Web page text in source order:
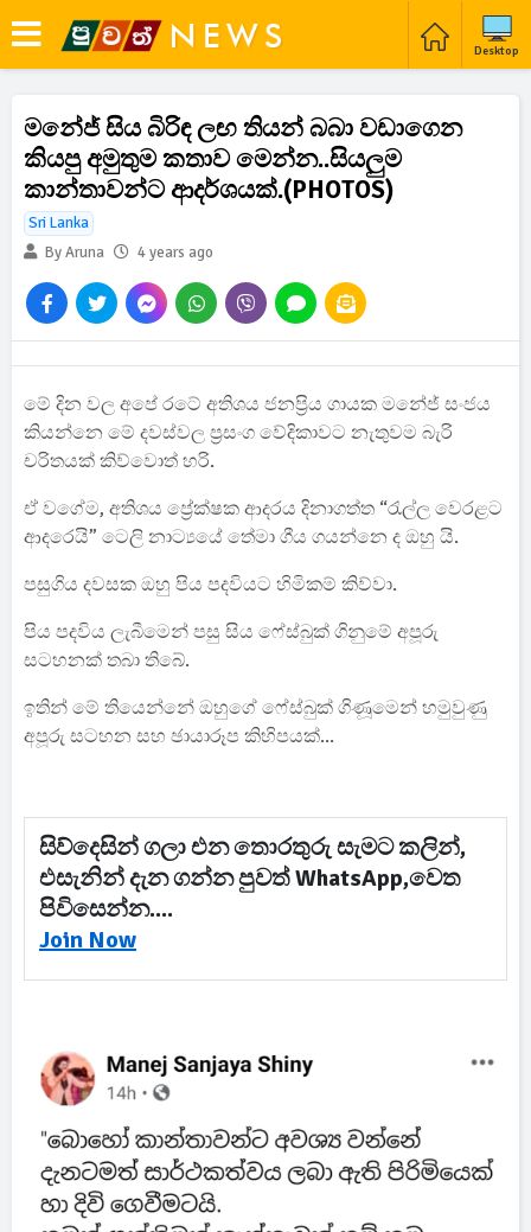
Desktop
මනේජ් සිය බිරිඳ ලඟ තියන් බබා වඩාගෙන
කියපු අමුතුම කතාව මෙන්න..සියලුම
කාන්තාවන්ට ආදර්ශයක්.(PHOTOS)
Sri Lanka
By Aruna
4 years ago
මේ දින වල අපේ රටේ අතිශය ජනප්‍රිය ගායක මනේජ් සංජය
කියන්නෙ මේ දවස්වල ප්‍රසංග වේදිකාවට නැතුවම බැරි
චරිතයක් කිව්වොත් හරි.
ඒ වගේම, අතිශය ප්‍රේක්ෂක ආදරය දිනාගත්ත “රැල්ල වෙරළට
ආදරෙයි” ටෙලි නාට්‍යයේ තේමා ගීය ගයන්නෙ ද ඔහු යි.
පසුගිය දවසක ඔහු පිය පදවියට හිමිකම් කිව්වා.
පිය පදවිය ලැබීමෙන් පසු සිය ෆේස්බුක් ගිනුමේ අපූරු
සටහනක් තබා තිබේ.
ඉතින් මේ තියෙන්නේ ඔහුගේ ෆේස්බුක් ගිණූමෙන් හමුවුණු
අපූරු සටහන සහ ඡායාරූප කිහිපයක්...
සිව්දෙසින් ගලා එන තොරතුරු සැමට කලින්,
එසැනින් දැන ගන්න පුවත් WhatsApp,වෙත
පිවිසෙන්න....
Join Now